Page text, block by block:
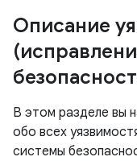
Описание
В этом разделе вы
обо всех
системы